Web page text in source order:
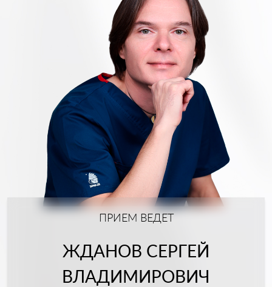
ПРИЕМ ВЕДЕТ
ЖДАНОВ СЕРГЕЙ
ВЛАДИМИРОВИЧ